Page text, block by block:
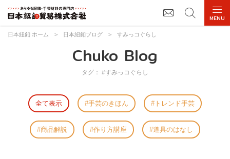
日本紐釦 ホーム > 日本紐釦ブログ > すみっコぐらし
Chuko Blog
タグ： #すみっコぐらし
全て表示 手芸のきほん トレンド手芸
商品解説 作り方講座 道具のはなし